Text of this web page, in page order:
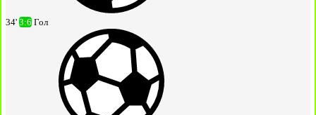
34' 3:6 Гол